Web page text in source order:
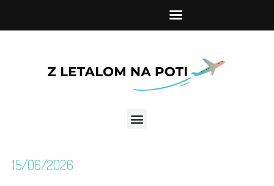
15/06/2026